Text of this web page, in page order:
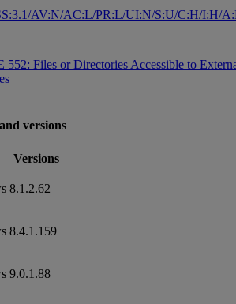
AV:N/AC:L/PR:L/UI:N/S:U/C:H/I:H/
552: Files or Directories Accessible to
versions
Versions
8.1.2.62
8.4.1.159
9.0.1.88